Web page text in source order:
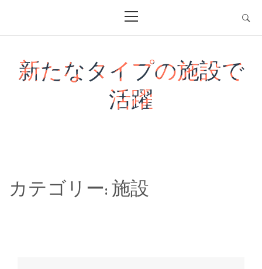
Menu
新たなタイプの施設で
活躍
カテゴリー:施設